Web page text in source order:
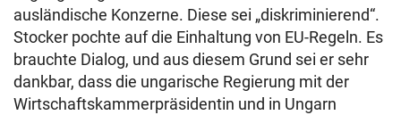
ausländische Konzerne. Diese sei „diskriminierend“.
Stocker pochte auf die Einhaltung von EU-Regeln. Es
brauchte Dialog, und aus diesem Grund sei er sehr
dankbar, dass die ungarische Regierung mit der
Wirtschaftskammerpräsidentin und in Ungarn